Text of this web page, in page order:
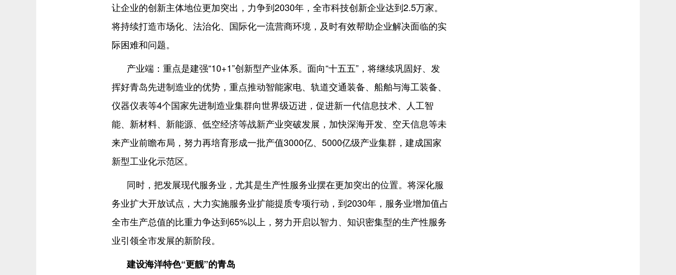
让企业的创新主体地位更加突出，力争到2030年，全市科技创新企业达到2.5万家。
将持续打造市场化、法治化、国际化一流营商环境，及时有效帮助企业解决面临的实
际困难和问题。
产业端：重点是建强“10+1”创新型产业体系。面向“十五五”，将继续巩固好、发
挥好青岛先进制造业的优势，重点推动智能家电、轨道交通装备、船舶与海工装备、
仪器仪表等4个国家先进制造业集群向世界级迈进，促进新一代信息技术、人工智
能、新材料、新能源、低空经济等战新产业突破发展，加快深海开发、空天信息等未
来产业前瞻布局，努力再培育形成一批产值3000亿、5000亿级产业集群，建成国家
新型工业化示范区。
同时，把发展现代服务业，尤其是生产性服务业摆在更加突出的位置。将深化服
务业扩大开放试点，大力实施服务业扩能提质专项行动，到2030年，服务业增加值占
全市生产总值的比重力争达到65%以上，努力开启以智力、知识密集型的生产性服务
业引领全市发展的新阶段。
建设海洋特色“更靓”的青岛